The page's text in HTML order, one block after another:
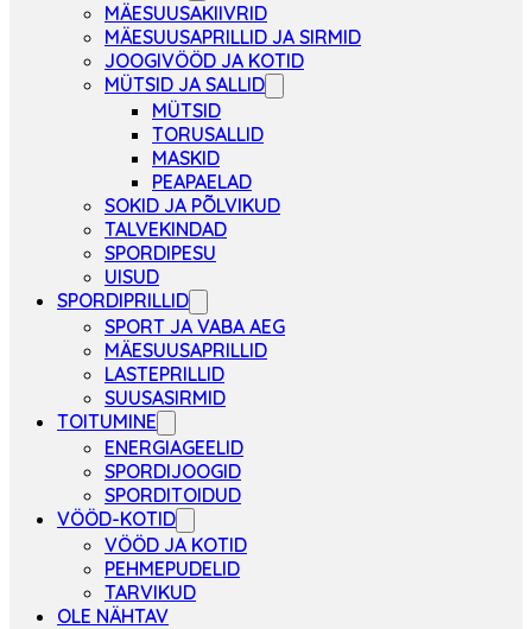
MÄESUUSAKIIVRID
MÄESUUSAPRILLID JA SIRMID
JOOGIVÖÖD JA KOTID
MÜTSID JA SALLID
MÜTSID
TORUSALLID
MASKID
PEAPAELAD
SOKID JA PÕLVIKUD
TALVEKINDAD
SPORDIPESU
UISUD
SPORDIPRILLID
SPORT JA VABA AEG
MÄESUUSAPRILLID
LASTEPRILLID
SUUSASIRMID
TOITUMINE
ENERGIAGEELID
SPORDIJOOGID
SPORDITOIDUD
VÖÖD-KOTID
VÖÖD JA KOTID
PEHMEPUDELID
TARVIKUD
OLE NÄHTAV